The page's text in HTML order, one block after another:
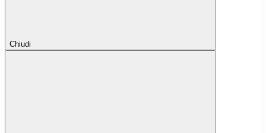
Chiudi